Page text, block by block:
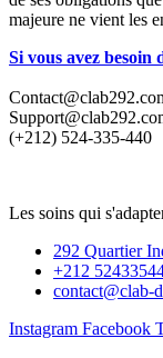
majeure ne vient les
Si vous avez besoin
(+212) 524-335-440
Les soins qui
292 Quartier
+212
contact@clab-
Instagram Facebook